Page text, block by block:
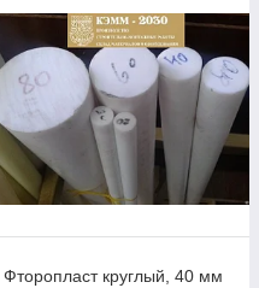
Фторопласт круглый, 40 мм